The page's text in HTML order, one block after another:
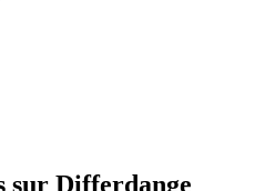
sur Differdange